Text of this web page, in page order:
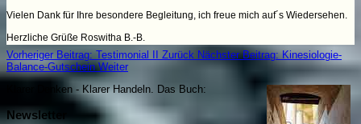
Vielen Dank für Ihre besondere Begleitung, ich freue mich auf´s Wiedersehen.
Herzliche Grüße Roswitha B.-B.
Vorheriger Beitrag: Testimonial II Zurück Nächster Beitrag: Kinesiologie-
Balance-GutscheinWeiter
Klarer Denken - Klarer Handeln. Das Buch:
Newsletter